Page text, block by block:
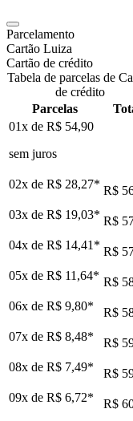
Parcelamento
Cartão Luiza
Cartão de crédito
Tabela de parcelas de
de crédito
Parcelas
01x de R$ 54,90
sem juros
02x de R$ 28,27* R$
03x de R$ 19,03* R$
04x de R$ 14,41 * R$
05x de R$ 11,64* R$
06x de R$ 9,80*
R$
07x de R$ 8,48*
R$
08x de R$ 7,49*
R$
09x de R$ 6,72*
R$